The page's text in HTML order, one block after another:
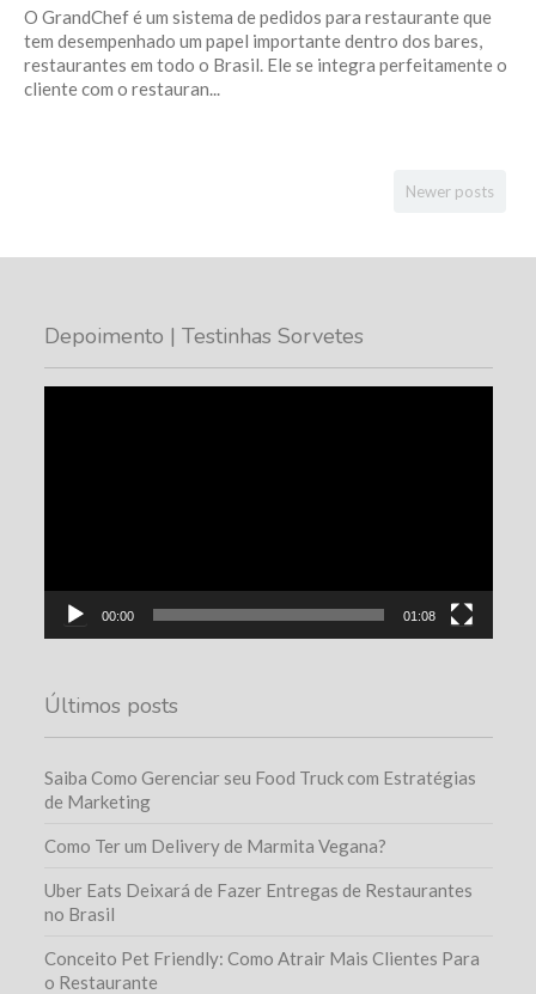
O GrandChef é um sistema de pedidos para restaurante que
tem desempenhado um papel importante dentro dos bares,
restaurantes em todo o Brasil. Ele se integra perfeitamente o
cliente com o restauran...
Newer posts
Depoimento | Testinhas Sorvetes
00:00 01:08
Últimos posts
Saiba Como Gerenciar seu Food Truck com Estratégias
de Marketing
Como Ter um Delivery de Marmita Vegana?
Uber Eats Deixará de Fazer Entregas de Restaurantes
no Brasil
Conceito Pet Friendly: Como Atrair Mais Clientes Para
o Restaurante